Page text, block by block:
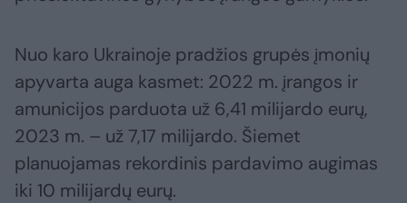
Nuo karo Ukrainoje pradžios grupės įmonių
apyvarta auga kasmet: 2022 m. įrangos ir
amunicijos parduota už 6,41 milijardo eurų,
2023 m. – už 7,17 milijardo. Šiemet
planuojamas rekordinis pardavimo augimas
iki 10 milijardų eurų.